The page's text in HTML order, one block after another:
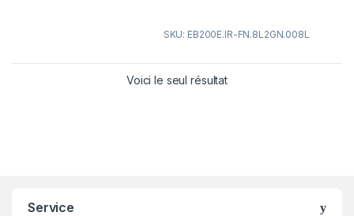
SKU: EB200E.IR-FN.8L2GN.008L
Voici le seul résultat
Service